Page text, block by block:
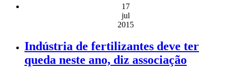
17
jul
2015
Indústria de fertilizantes deve ter
queda neste ano, diz associação